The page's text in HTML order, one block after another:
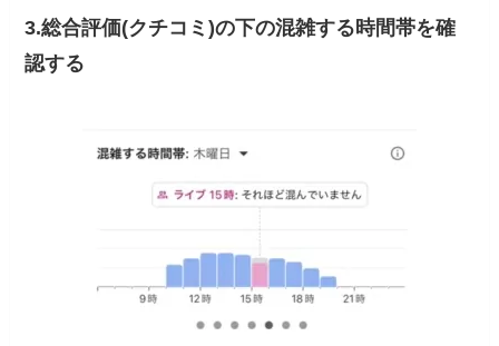
3.総合評価(クチコミ)の下の混雑する時間帯を確
認する